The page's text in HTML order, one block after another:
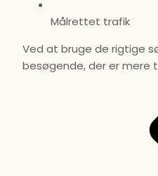
Målrettet trafik
Ved at bruge de rigtige
besøgende, der er mere